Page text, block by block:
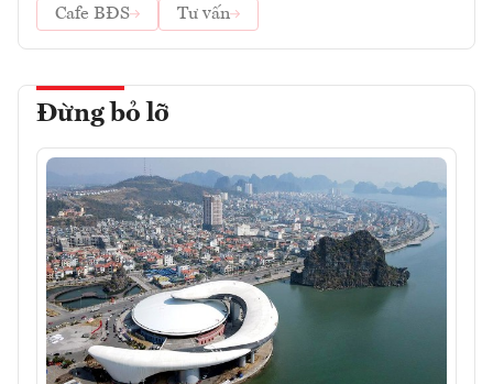
Cafe BĐS
Tư vấn
Đừng bỏ lỡ